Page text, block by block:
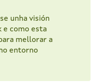
unha visión
e como esta
mellorar a
entorno